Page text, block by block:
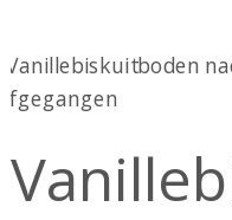
Vanillebiskuit